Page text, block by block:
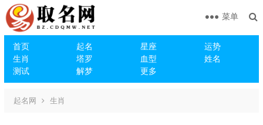
首页 起名 星座
运势
生肖
塔罗 血型
姓名
测试
解梦 更多
菜单
起名网 生肖